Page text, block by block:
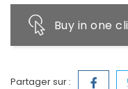
Buy in one
Partager sur :